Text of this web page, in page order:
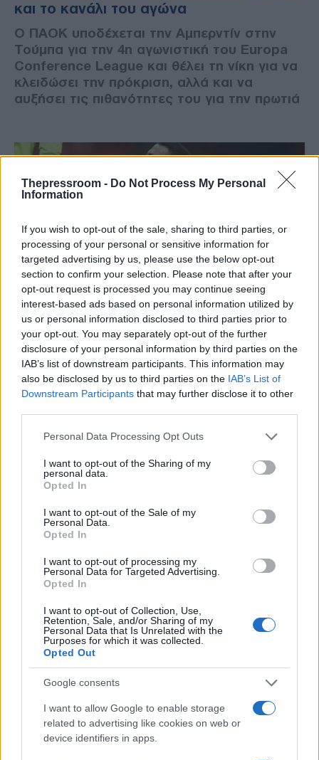
Thepressroom - Do Not Process My Personal
Information
If you wish to opt-out of the sale, sharing to third parties, or
processing of your personal or sensitive information for
targeted advertising by us, please use the below opt-out
section to confirm your selection. Please note that after your
opt-out request is processed you may continue seeing
interest-based ads based on personal information utilized by
us or personal information disclosed to third parties prior to
your opt-out. You may separately opt-out of the further
disclosure of your personal information by third parties on the
IAB’s list of downstream participants. This information may
also be disclosed by us to third parties on the IAB’s List of
Downstream Participants that may further disclose it to other
Please note that this website/app uses one or more Google
not limited to your visit or usage behaviour. You may click to
grant or deny consent to Google and its third-party tags to
use your data for below specified purposes in below Google
consent section.
Personal Data Processing Opt Outs
I want to opt-out of the Sharing of my
personal data.
Opted In
I want to opt-out of the Sale of my
Personal Data.
Opted In
I want to opt-out of processing my
Personal Data for Targeted Advertising.
Opted In
I want to opt-out of Collection, Use,
Retention, Sale, and/or Sharing of my
Personal Data that Is Unrelated with the
Purposes for which it was collected.
Opted Out
Google consents
I want to allow Google to enable storage
related to advertising like cookies on web or
device identifiers in apps.
και το κανάλι του αγώνα
Ο ΠΑΟΚ υποδέχεται την Αμπερντίν στην
Τούμπα για την 4η αγωνιστική του Europa
Conference League και θέλει τη νίκη για να
κλειδώσει την πρόκριση, αλλά και να
αυξήσει τις πιθανότητες του για την πρωτιά
SPORTS
26/10/2023 - 23:59
Αμπερντίν-ΠΑΟΚ 2-3: Α-ΠΙ-ΘΑ-ΝΗ
ανατροπή πρόκρισης στη Σκωτία - Η
βαθμολογία του ομίλου
Ο ΠΑΟΚ πήρε τεράστια νίκη με 3-2 κόντρα
στην Αμπερντίν και είναι έτοιμος όχι μόνο
τους «16» του Europa Conference League
SPORTS
26/10/2023 - 21:10
LIVE: Αμπερντίν-ΠΑΟΚ 2-3 (ΤΕΛΙΚΟ)